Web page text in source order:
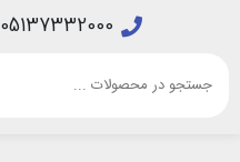
05137332000